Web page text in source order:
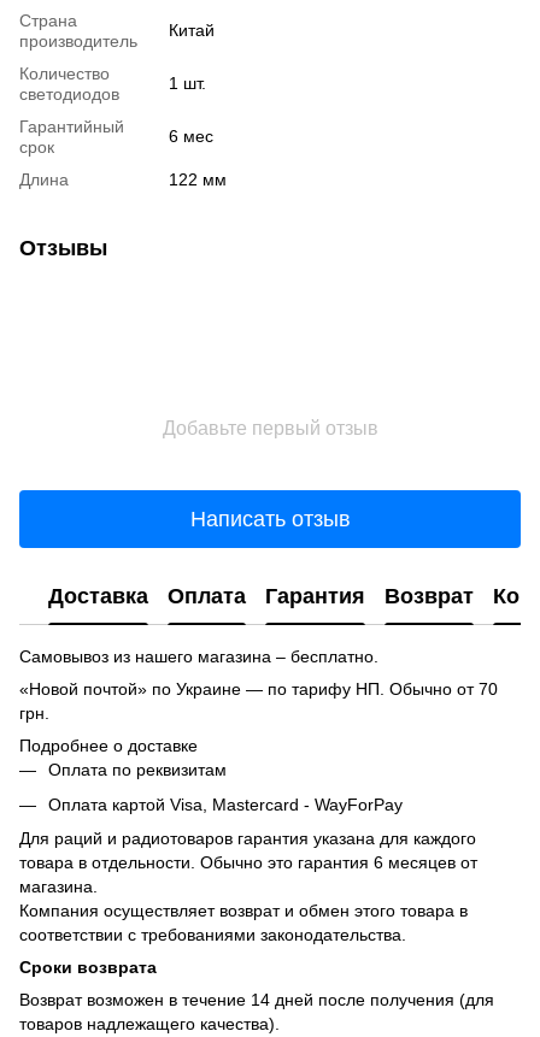
Страна
производитель
Китай
Количество
светодиодов
1 шт.
Гарантийный
срок
6 мес
Длина 122 мм
Отзывы
Добавьте первый отзыв
Написать отзыв
Доставка Оплата Гарантия Возврат
Самовывоз из нашего магазина – бесплатно.
«Новой почтой» по Украине — по тарифу НП. Обычно от 70
грн.
Подробнее о доставке
Оплата по реквизитам
Оплата картой Visa, Mastercard - WayForPay
Для раций и радиотоваров гарантия указана для каждого
товара в отдельности. Обычно это гарантия 6 месяцев от
магазина.
Компания осуществляет возврат и обмен этого товара в
соответствии с требованиями законодательства.
Сроки возврата
Возврат возможен в течение 14 дней после получения (для
товаров надлежащего качества).